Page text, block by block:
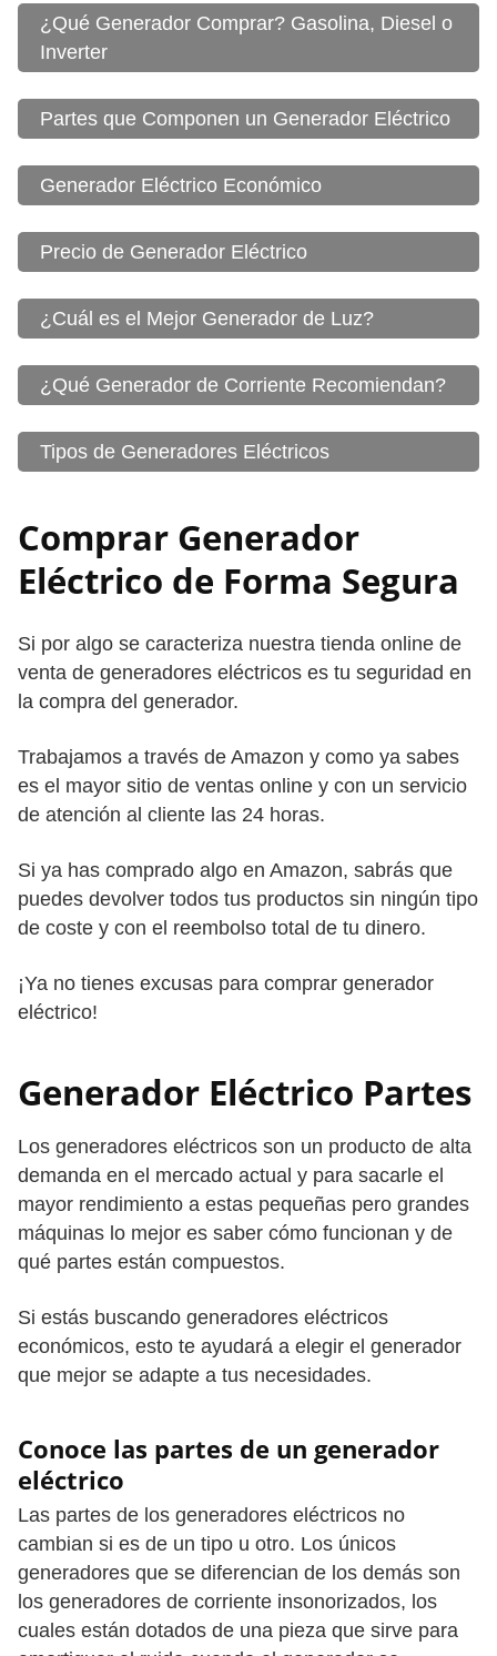
¿Qué Generador Comprar? Gasolina, Diesel o
Inverter
Partes que Componen un Generador Eléctrico
Generador Eléctrico Económico
Precio de Generador Eléctrico
¿Cuál es el Mejor Generador de Luz?
¿Qué Generador de Corriente Recomiendan?
Tipos de Generadores Eléctricos
Comprar Generador
Eléctrico de Forma Segura
Si por algo se caracteriza nuestra tienda online de
venta de generadores eléctricos es tu seguridad en
la compra del generador.
Trabajamos a través de Amazon y como ya sabes
es el mayor sitio de ventas online y con un servicio
de atención al cliente las 24 horas.
Si ya has comprado algo en Amazon, sabrás que
puedes devolver todos tus productos sin ningún tipo
de coste y con el reembolso total de tu dinero.
¡Ya no tienes excusas para comprar generador
eléctrico!
Generador Eléctrico Partes
Los generadores eléctricos son un producto de alta
demanda en el mercado actual y para sacarle el
mayor rendimiento a estas pequeñas pero grandes
máquinas lo mejor es saber cómo funcionan y de
qué partes están compuestos.
Si estás buscando generadores eléctricos
económicos, esto te ayudará a elegir el generador
que mejor se adapte a tus necesidades.
Conoce las partes de un generador
eléctrico
Las partes de los generadores eléctricos no
cambian si es de un tipo u otro. Los únicos
generadores que se diferencian de los demás son
los generadores de corriente insonorizados, los
cuales están dotados de una pieza que sirve para